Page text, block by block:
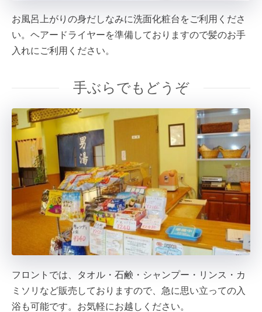
お風呂上がりの身だしなみに洗面化粧台をご利用くださ
い。ヘアードライヤーを準備しておりますので髪のお手
入れにご利用ください。
手ぶらでもどうぞ
フロントでは、タオル・石鹸・シャンプー・リンス・カ
ミソリなど販売しておりますので、急に思い立っての入
浴も可能です。お気軽にお越しください。